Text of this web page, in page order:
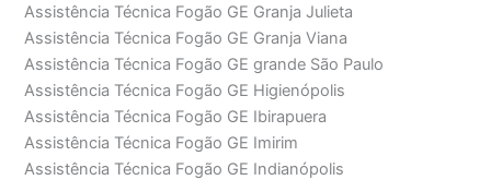
Assistência Técnica Fogão GE Granja Julieta
Assistência Técnica Fogão GE Granja Viana
Assistência Técnica Fogão GE grande São Paulo
Assistência Técnica Fogão GE Higienópolis
Assistência Técnica Fogão GE Ibirapuera
Assistência Técnica Fogão GE Imirim
Assistência Técnica Fogão GE Indianópolis